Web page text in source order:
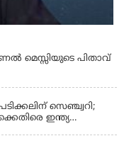
മെസ്സിയുടെ പിതാവ്
സെഞ്ച്വറി;